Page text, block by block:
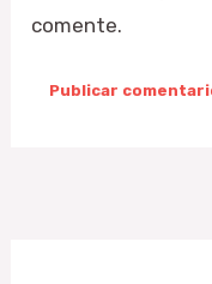
comente.